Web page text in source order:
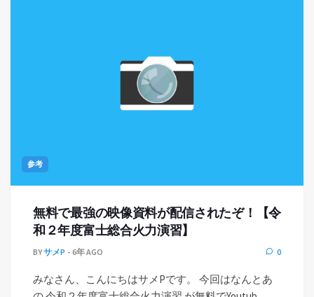
参考
無料で最強の映像資料が配信されたぞ！【令
和２年度富士総合火力演習】
BYサメP 6年 AGO 0
みなさん、こんにちはサメPです。 今回はなんとあ